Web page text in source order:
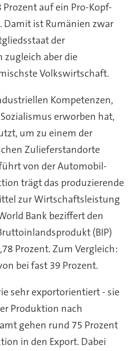
auf ein Pro-Kopf-
Damit ist Rumänien zwar
der
zugleich aber die
Volkswirtschaft.
Kompetenzen,
erworben hat,
um zu einem der
Zulieferstandorte
von der Automobil-
trägt das produzierende
zur Wirtschaftsleistung
Bank beziffert den
(BIP)
Prozent. Zum Vergleich:
bei fast 39 Prozent.
sehr exportorientiert - sie
Produktion nach
gehen rund 75 Prozent
in den Export. Dabei